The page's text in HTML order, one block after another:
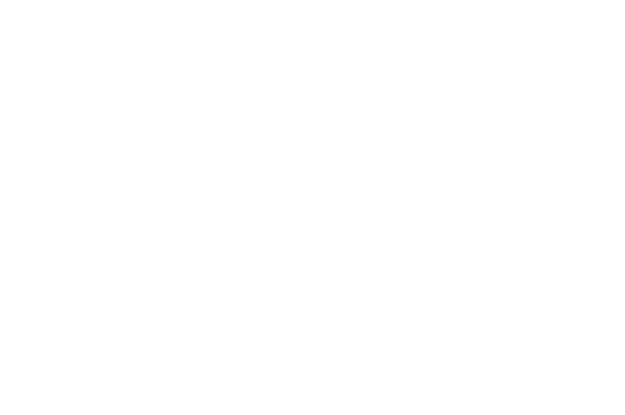
ti aiuterà a trovare il dispositivo più adatto a te.
Global Job Market e trova le posizioni aperte per ogni profilo di carriera.